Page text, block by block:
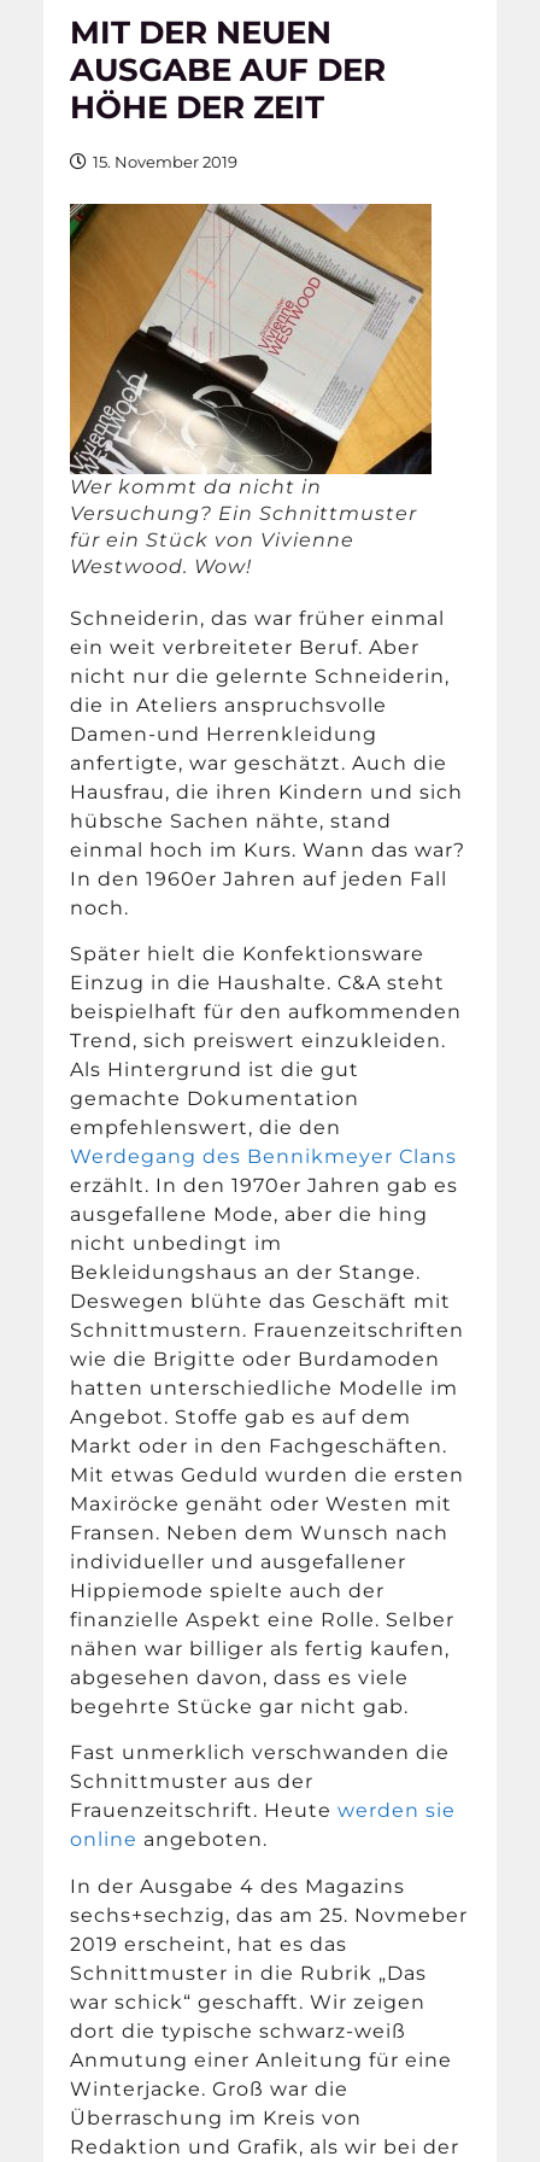
MIT DER NEUEN
AUSGABE AUF DER
HÖHE DER ZEIT
15. November 2019
Wer kommt da nicht in
Versuchung? Ein Schnittmuster
für ein Stück von Vivienne
Westwood. Wow!
Schneiderin, das war früher einmal
ein weit verbreiteter Beruf. Aber
nicht nur die gelernte Schneiderin,
die in Ateliers anspruchsvolle
Damen-und Herrenkleidung
anfertigte, war geschätzt. Auch die
Hausfrau, die ihren Kindern und sich
hübsche Sachen nähte, stand
einmal hoch im Kurs. Wann das war?
In den 1960er Jahren auf jeden Fall
noch.
Später hielt die Konfektionsware
Einzug in die Haushalte. C&A steht
beispielhaft für den aufkommenden
Trend, sich preiswert einzukleiden.
Als Hintergrund ist die gut
gemachte Dokumentation
empfehlenswert, die den
Werdegang des Bennikmeyer Clans
erzählt. In den 1970er Jahren gab es
ausgefallene Mode, aber die hing
nicht unbedingt im
Bekleidungshaus an der Stange.
Deswegen blühte das Geschäft mit
Schnittmustern. Frauenzeitschriften
wie die Brigitte oder Burdamoden
hatten unterschiedliche Modelle im
Angebot. Stoffe gab es auf dem
Markt oder in den Fachgeschäften.
Mit etwas Geduld wurden die ersten
Maxiröcke genäht oder Westen mit
Fransen. Neben dem Wunsch nach
individueller und ausgefallener
Hippiemode spielte auch der
finanzielle Aspekt eine Rolle. Selber
nähen war billiger als fertig kaufen,
abgesehen davon, dass es viele
begehrte Stücke gar nicht gab.
Fast unmerklich verschwanden die
Schnittmuster aus der
Frauenzeitschrift. Heutewerden sie
online angeboten.
In der Ausgabe 4 des Magazins
sechs+sechzig, das am 25. Novmeber
2019 erscheint, hat es das
Schnittmuster in die Rubrik „Das
war schick“ geschafft. Wir zeigen
dort die typische schwarz-weiß
Anmutung einer Anleitung für eine
Winterjacke. Groß war die
Überraschung im Kreis von
Redaktion und Grafik, als wir bei der